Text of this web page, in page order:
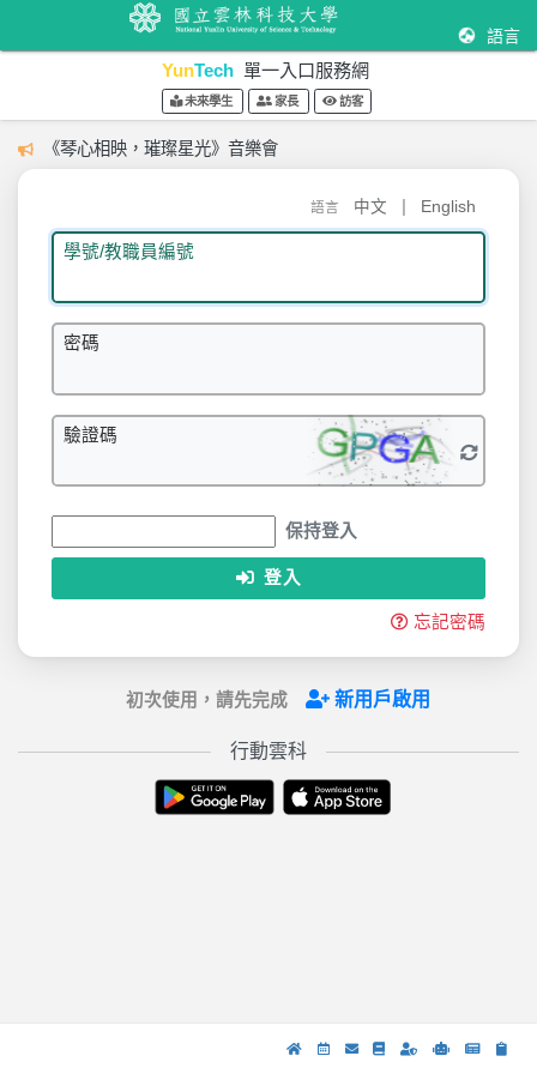
語言
YunTech 單一入口服務網
未來學生 家長 訪客
《琴心相映，璀璨星光》音樂會
語言 中文 English
學號/教職員編號
密碼
驗證碼
保持登入
登入
忘記密碼
初次使用，請先完成 新用戶啟用
行動雲科